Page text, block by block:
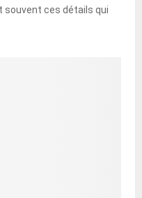
souvent ces détails qui